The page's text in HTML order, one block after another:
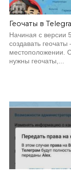
Геочаты в
Начиная с версии
создавать
местоположении.
нужны геочаты,...